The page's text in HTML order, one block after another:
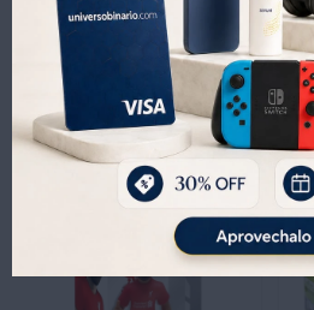
Productos que te